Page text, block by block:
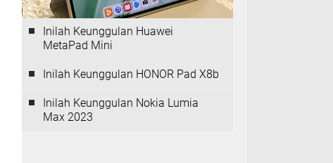
Inilah Keunggulan Huawei
MetaPad Mini
Inilah Keunggulan HONOR Pad X8b
Inilah Keunggulan Nokia Lumia
Max 2023